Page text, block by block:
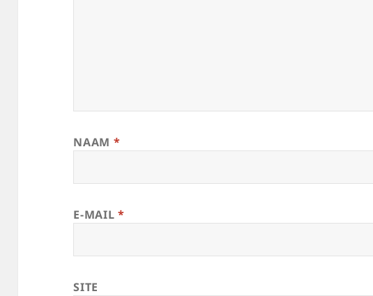
NAAM *
E-MAIL *
SITE